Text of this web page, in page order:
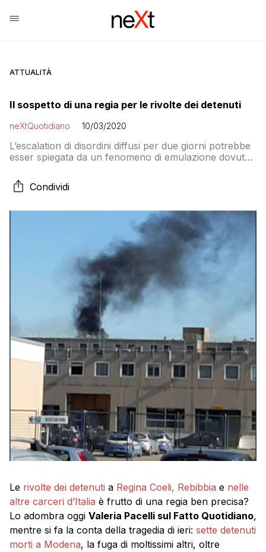
ATTUALITÀ
Il sospetto di una regia per le rivolte dei detenuti
neXtQuotidiano 10/03/2020
L’escalation di disordini diffusi per due giorni potrebbe
esser spiegata da un fenomeno di emulazione dovuto
se alcuni “addetti ai lavori” sospettano che dietro
possa esserci una regia comune, un passaparola da
Condividi
Le rivolte dei detenuti a Regina Coeli, Rebibbia e nelle
altre carceri d’Italia è frutto di una regia ben precisa?
Lo adombra oggi Valeria Pacelli sul Fatto Quotidiano,
mentre si fa la conta della tragedia di ieri: sette detenuti
morti a Modena, la fuga di moltissimi altri, oltre